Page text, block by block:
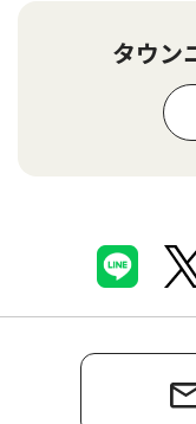
タウン